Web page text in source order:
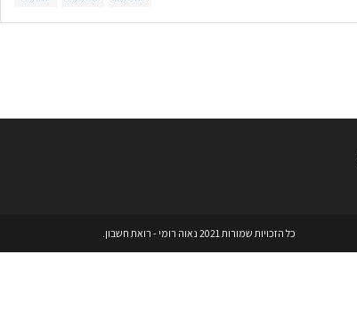
כל הזכויות שמורות 2021 נאוה רומי - רואת חשבון.